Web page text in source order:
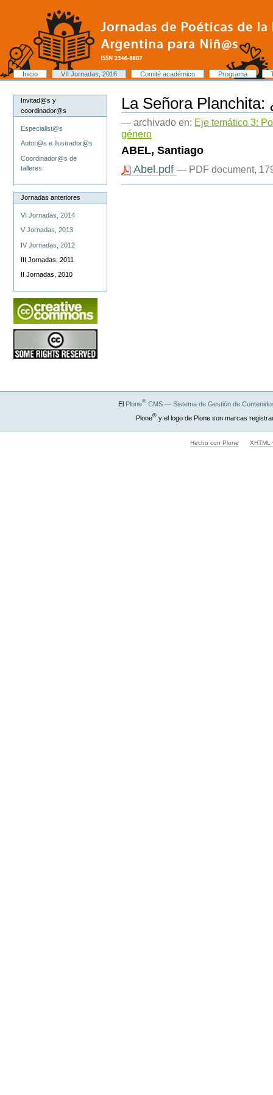
navegación
Secciones
Inicio VII Jornadas, 2016 Comité académico Programa
Herramientas
Invitad@s y
coordinador@s
Especialist@s
Autor@s e Ilustrador@s
Coordinador@s de
talleres
Jornadas anteriores
VI Jornadas, 2014
V Jornadas, 2013
IV Jornadas, 2012
III Jornadas, 2011
II Jornadas, 2010
La Señora Planchita:
— archivado en: Eje temático 3:
género
ABEL, Santiago
Abel.pdf— PDF document,
El Plone®CMS — Sistema de Gestión de
Plone®y el logo de Plone son marcas
Hecho con Plone XHTML